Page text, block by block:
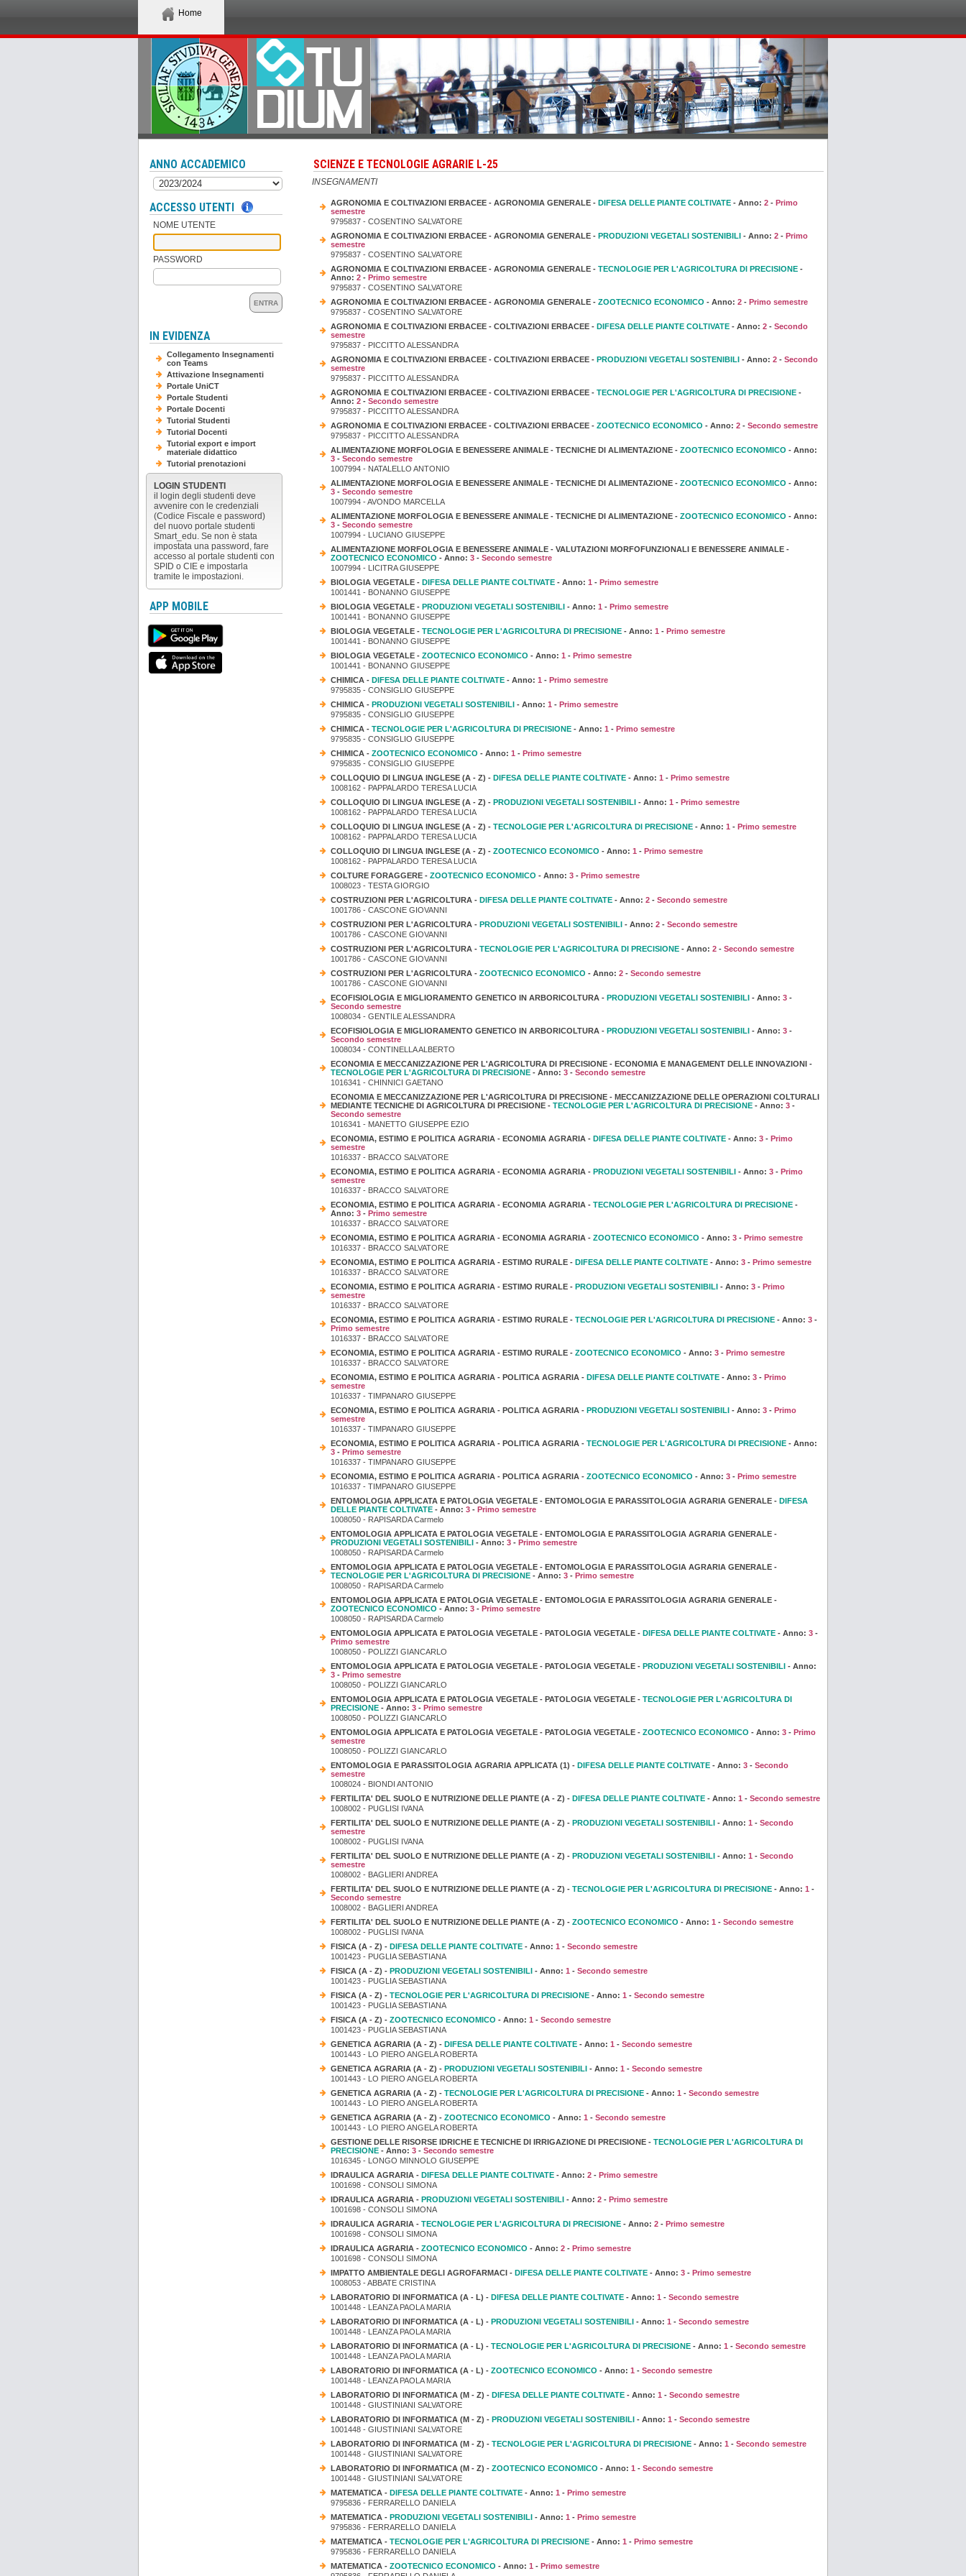
Home
SCIENZE E TECNOLOGIE AGRARIE L-25
INSEGNAMENTI
AGRONOMIA E COLTIVAZIONI ERBACEE - AGRONOMIA GENERALE - DIFESA DELLE PIANTE COLTIVATE - Anno: 2 - Primo
semestre
9795837 - COSENTINO SALVATORE
AGRONOMIA E COLTIVAZIONI ERBACEE - AGRONOMIA GENERALE - PRODUZIONI VEGETALI SOSTENIBILI - Anno: 2 - Primo
semestre
9795837 - COSENTINO SALVATORE
AGRONOMIA E COLTIVAZIONI ERBACEE - AGRONOMIA GENERALE - TECNOLOGIE PER L'AGRICOLTURA DI PRECISIONE -
Anno: 2 - Primo semestre
9795837 - COSENTINO SALVATORE
AGRONOMIA E COLTIVAZIONI ERBACEE - AGRONOMIA GENERALE - ZOOTECNICO ECONOMICO - Anno: 2 - Primo semestre
9795837 - COSENTINO SALVATORE
AGRONOMIA E COLTIVAZIONI ERBACEE - COLTIVAZIONI ERBACEE - DIFESA DELLE PIANTE COLTIVATE - Anno: 2 - Secondo
semestre
9795837 - PICCITTO ALESSANDRA
AGRONOMIA E COLTIVAZIONI ERBACEE - COLTIVAZIONI ERBACEE - PRODUZIONI VEGETALI SOSTENIBILI - Anno: 2 - Secondo
semestre
9795837 - PICCITTO ALESSANDRA
AGRONOMIA E COLTIVAZIONI ERBACEE - COLTIVAZIONI ERBACEE - TECNOLOGIE PER L'AGRICOLTURA DI PRECISIONE -
Anno: 2 - Secondo semestre
9795837 - PICCITTO ALESSANDRA
AGRONOMIA E COLTIVAZIONI ERBACEE - COLTIVAZIONI ERBACEE - ZOOTECNICO ECONOMICO - Anno: 2 - Secondo semestre
9795837 - PICCITTO ALESSANDRA
ALIMENTAZIONE MORFOLOGIA E BENESSERE ANIMALE - TECNICHE DI ALIMENTAZIONE - ZOOTECNICO ECONOMICO - Anno:
3 - Secondo semestre
1007994 - NATALELLO ANTONIO
ALIMENTAZIONE MORFOLOGIA E BENESSERE ANIMALE - TECNICHE DI ALIMENTAZIONE - ZOOTECNICO ECONOMICO - Anno:
3 - Secondo semestre
1007994 - AVONDO MARCELLA
ALIMENTAZIONE MORFOLOGIA E BENESSERE ANIMALE - TECNICHE DI ALIMENTAZIONE - ZOOTECNICO ECONOMICO - Anno:
3 - Secondo semestre
1007994 - LUCIANO GIUSEPPE
ALIMENTAZIONE MORFOLOGIA E BENESSERE ANIMALE - VALUTAZIONI MORFOFUNZIONALI E BENESSERE ANIMALE -
ZOOTECNICO ECONOMICO - Anno: 3 - Secondo semestre
1007994 - LICITRA GIUSEPPE
BIOLOGIA VEGETALE - DIFESA DELLE PIANTE COLTIVATE - Anno: 1 - Primo semestre
1001441 - BONANNO GIUSEPPE
BIOLOGIA VEGETALE - PRODUZIONI VEGETALI SOSTENIBILI - Anno: 1 - Primo semestre
1001441 - BONANNO GIUSEPPE
BIOLOGIA VEGETALE - TECNOLOGIE PER L'AGRICOLTURA DI PRECISIONE - Anno: 1 - Primo semestre
1001441 - BONANNO GIUSEPPE
BIOLOGIA VEGETALE - ZOOTECNICO ECONOMICO - Anno: 1 - Primo semestre
1001441 - BONANNO GIUSEPPE
CHIMICA - DIFESA DELLE PIANTE COLTIVATE - Anno: 1 - Primo semestre
9795835 - CONSIGLIO GIUSEPPE
CHIMICA - PRODUZIONI VEGETALI SOSTENIBILI - Anno: 1 - Primo semestre
9795835 - CONSIGLIO GIUSEPPE
CHIMICA - TECNOLOGIE PER L'AGRICOLTURA DI PRECISIONE - Anno: 1 - Primo semestre
9795835 - CONSIGLIO GIUSEPPE
CHIMICA - ZOOTECNICO ECONOMICO - Anno: 1 - Primo semestre
9795835 - CONSIGLIO GIUSEPPE
COLLOQUIO DI LINGUA INGLESE (A - Z) - DIFESA DELLE PIANTE COLTIVATE - Anno: 1 - Primo semestre
1008162 - PAPPALARDO TERESA LUCIA
COLLOQUIO DI LINGUA INGLESE (A - Z) - PRODUZIONI VEGETALI SOSTENIBILI - Anno: 1 - Primo semestre
1008162 - PAPPALARDO TERESA LUCIA
COLLOQUIO DI LINGUA INGLESE (A - Z) - TECNOLOGIE PER L'AGRICOLTURA DI PRECISIONE - Anno: 1 - Primo semestre
1008162 - PAPPALARDO TERESA LUCIA
COLLOQUIO DI LINGUA INGLESE (A - Z) - ZOOTECNICO ECONOMICO - Anno: 1 - Primo semestre
1008162 - PAPPALARDO TERESA LUCIA
COLTURE FORAGGERE - ZOOTECNICO ECONOMICO - Anno: 3 - Primo semestre
1008023 - TESTA GIORGIO
COSTRUZIONI PER L'AGRICOLTURA - DIFESA DELLE PIANTE COLTIVATE - Anno: 2 - Secondo semestre
1001786 - CASCONE GIOVANNI
COSTRUZIONI PER L'AGRICOLTURA - PRODUZIONI VEGETALI SOSTENIBILI - Anno: 2 - Secondo semestre
1001786 - CASCONE GIOVANNI
COSTRUZIONI PER L'AGRICOLTURA - TECNOLOGIE PER L'AGRICOLTURA DI PRECISIONE - Anno: 2 - Secondo semestre
1001786 - CASCONE GIOVANNI
COSTRUZIONI PER L'AGRICOLTURA - ZOOTECNICO ECONOMICO - Anno: 2 - Secondo semestre
1001786 - CASCONE GIOVANNI
ECOFISIOLOGIA E MIGLIORAMENTO GENETICO IN ARBORICOLTURA - PRODUZIONI VEGETALI SOSTENIBILI - Anno: 3 -
Secondo semestre
1008034 - GENTILE ALESSANDRA
ECOFISIOLOGIA E MIGLIORAMENTO GENETICO IN ARBORICOLTURA - PRODUZIONI VEGETALI SOSTENIBILI - Anno: 3 -
Secondo semestre
1008034 - CONTINELLA ALBERTO
ECONOMIA E MECCANIZZAZIONE PER L'AGRICOLTURA DI PRECISIONE - ECONOMIA E MANAGEMENT DELLE INNOVAZIONI -
TECNOLOGIE PER L'AGRICOLTURA DI PRECISIONE - Anno: 3 - Secondo semestre
1016341 - CHINNICI GAETANO
ECONOMIA E MECCANIZZAZIONE PER L'AGRICOLTURA DI PRECISIONE - MECCANIZZAZIONE DELLE OPERAZIONI COLTURALI
MEDIANTE TECNICHE DI AGRICOLTURA DI PRECISIONE - TECNOLOGIE PER L'AGRICOLTURA DI PRECISIONE - Anno: 3 -
Secondo semestre
1016341 - MANETTO GIUSEPPE EZIO
ECONOMIA, ESTIMO E POLITICA AGRARIA - ECONOMIA AGRARIA - DIFESA DELLE PIANTE COLTIVATE - Anno: 3 - Primo
semestre
1016337 - BRACCO SALVATORE
ECONOMIA, ESTIMO E POLITICA AGRARIA - ECONOMIA AGRARIA - PRODUZIONI VEGETALI SOSTENIBILI - Anno: 3 - Primo
semestre
1016337 - BRACCO SALVATORE
ECONOMIA, ESTIMO E POLITICA AGRARIA - ECONOMIA AGRARIA - TECNOLOGIE PER L'AGRICOLTURA DI PRECISIONE -
Anno: 3 - Primo semestre
1016337 - BRACCO SALVATORE
ECONOMIA, ESTIMO E POLITICA AGRARIA - ECONOMIA AGRARIA - ZOOTECNICO ECONOMICO - Anno: 3 - Primo semestre
1016337 - BRACCO SALVATORE
ECONOMIA, ESTIMO E POLITICA AGRARIA - ESTIMO RURALE - DIFESA DELLE PIANTE COLTIVATE - Anno: 3 - Primo semestre
1016337 - BRACCO SALVATORE
ECONOMIA, ESTIMO E POLITICA AGRARIA - ESTIMO RURALE - PRODUZIONI VEGETALI SOSTENIBILI - Anno: 3 - Primo
semestre
1016337 - BRACCO SALVATORE
ECONOMIA, ESTIMO E POLITICA AGRARIA - ESTIMO RURALE - TECNOLOGIE PER L'AGRICOLTURA DI PRECISIONE - Anno: 3 -
Primo semestre
1016337 - BRACCO SALVATORE
ECONOMIA, ESTIMO E POLITICA AGRARIA - ESTIMO RURALE - ZOOTECNICO ECONOMICO - Anno: 3 - Primo semestre
1016337 - BRACCO SALVATORE
ECONOMIA, ESTIMO E POLITICA AGRARIA - POLITICA AGRARIA - DIFESA DELLE PIANTE COLTIVATE - Anno: 3 - Primo
semestre
1016337 - TIMPANARO GIUSEPPE
ECONOMIA, ESTIMO E POLITICA AGRARIA - POLITICA AGRARIA - PRODUZIONI VEGETALI SOSTENIBILI - Anno: 3 - Primo
semestre
1016337 - TIMPANARO GIUSEPPE
ECONOMIA, ESTIMO E POLITICA AGRARIA - POLITICA AGRARIA - TECNOLOGIE PER L'AGRICOLTURA DI PRECISIONE - Anno:
3 - Primo semestre
1016337 - TIMPANARO GIUSEPPE
ECONOMIA, ESTIMO E POLITICA AGRARIA - POLITICA AGRARIA - ZOOTECNICO ECONOMICO - Anno: 3 - Primo semestre
1016337 - TIMPANARO GIUSEPPE
ENTOMOLOGIA APPLICATA E PATOLOGIA VEGETALE - ENTOMOLOGIA E PARASSITOLOGIA AGRARIA GENERALE - DIFESA
DELLE PIANTE COLTIVATE - Anno: 3 - Primo semestre
1008050 - RAPISARDA Carmelo
ENTOMOLOGIA APPLICATA E PATOLOGIA VEGETALE - ENTOMOLOGIA E PARASSITOLOGIA AGRARIA GENERALE -
PRODUZIONI VEGETALI SOSTENIBILI - Anno: 3 - Primo semestre
1008050 - RAPISARDA Carmelo
ENTOMOLOGIA APPLICATA E PATOLOGIA VEGETALE - ENTOMOLOGIA E PARASSITOLOGIA AGRARIA GENERALE -
TECNOLOGIE PER L'AGRICOLTURA DI PRECISIONE - Anno: 3 - Primo semestre
1008050 - RAPISARDA Carmelo
ENTOMOLOGIA APPLICATA E PATOLOGIA VEGETALE - ENTOMOLOGIA E PARASSITOLOGIA AGRARIA GENERALE -
ZOOTECNICO ECONOMICO - Anno: 3 - Primo semestre
1008050 - RAPISARDA Carmelo
ENTOMOLOGIA APPLICATA E PATOLOGIA VEGETALE - PATOLOGIA VEGETALE - DIFESA DELLE PIANTE COLTIVATE - Anno: 3 -
Primo semestre
1008050 - POLIZZI GIANCARLO
ENTOMOLOGIA APPLICATA E PATOLOGIA VEGETALE - PATOLOGIA VEGETALE - PRODUZIONI VEGETALI SOSTENIBILI - Anno:
3 - Primo semestre
1008050 - POLIZZI GIANCARLO
ENTOMOLOGIA APPLICATA E PATOLOGIA VEGETALE - PATOLOGIA VEGETALE - TECNOLOGIE PER L'AGRICOLTURA DI
PRECISIONE - Anno: 3 - Primo semestre
1008050 - POLIZZI GIANCARLO
ENTOMOLOGIA APPLICATA E PATOLOGIA VEGETALE - PATOLOGIA VEGETALE - ZOOTECNICO ECONOMICO - Anno: 3 - Primo
semestre
1008050 - POLIZZI GIANCARLO
ENTOMOLOGIA E PARASSITOLOGIA AGRARIA APPLICATA (1) - DIFESA DELLE PIANTE COLTIVATE - Anno: 3 - Secondo
semestre
1008024 - BIONDI ANTONIO
FERTILITA' DEL SUOLO E NUTRIZIONE DELLE PIANTE (A - Z) - DIFESA DELLE PIANTE COLTIVATE - Anno: 1 - Secondo semestre
1008002 - PUGLISI IVANA
FERTILITA' DEL SUOLO E NUTRIZIONE DELLE PIANTE (A - Z) - PRODUZIONI VEGETALI SOSTENIBILI - Anno: 1 - Secondo
semestre
1008002 - PUGLISI IVANA
FERTILITA' DEL SUOLO E NUTRIZIONE DELLE PIANTE (A - Z) - PRODUZIONI VEGETALI SOSTENIBILI - Anno: 1 - Secondo
semestre
1008002 - BAGLIERI ANDREA
FERTILITA' DEL SUOLO E NUTRIZIONE DELLE PIANTE (A - Z) - TECNOLOGIE PER L'AGRICOLTURA DI PRECISIONE - Anno: 1 -
Secondo semestre
1008002 - BAGLIERI ANDREA
FERTILITA' DEL SUOLO E NUTRIZIONE DELLE PIANTE (A - Z) - ZOOTECNICO ECONOMICO - Anno: 1 - Secondo semestre
1008002 - PUGLISI IVANA
FISICA (A - Z) - DIFESA DELLE PIANTE COLTIVATE - Anno: 1 - Secondo semestre
1001423 - PUGLIA SEBASTIANA
FISICA (A - Z) - PRODUZIONI VEGETALI SOSTENIBILI - Anno: 1 - Secondo semestre
1001423 - PUGLIA SEBASTIANA
FISICA (A - Z) - TECNOLOGIE PER L'AGRICOLTURA DI PRECISIONE - Anno: 1 - Secondo semestre
1001423 - PUGLIA SEBASTIANA
FISICA (A - Z) - ZOOTECNICO ECONOMICO - Anno: 1 - Secondo semestre
1001423 - PUGLIA SEBASTIANA
GENETICA AGRARIA (A - Z) - DIFESA DELLE PIANTE COLTIVATE - Anno: 1 - Secondo semestre
1001443 - LO PIERO ANGELA ROBERTA
GENETICA AGRARIA (A - Z) - PRODUZIONI VEGETALI SOSTENIBILI - Anno: 1 - Secondo semestre
1001443 - LO PIERO ANGELA ROBERTA
GENETICA AGRARIA (A - Z) - TECNOLOGIE PER L'AGRICOLTURA DI PRECISIONE - Anno: 1 - Secondo semestre
1001443 - LO PIERO ANGELA ROBERTA
GENETICA AGRARIA (A - Z) - ZOOTECNICO ECONOMICO - Anno: 1 - Secondo semestre
1001443 - LO PIERO ANGELA ROBERTA
GESTIONE DELLE RISORSE IDRICHE E TECNICHE DI IRRIGAZIONE DI PRECISIONE - TECNOLOGIE PER L'AGRICOLTURA DI
PRECISIONE - Anno: 3 - Secondo semestre
1016345 - LONGO MINNOLO GIUSEPPE
IDRAULICA AGRARIA - DIFESA DELLE PIANTE COLTIVATE - Anno: 2 - Primo semestre
1001698 - CONSOLI SIMONA
IDRAULICA AGRARIA - PRODUZIONI VEGETALI SOSTENIBILI - Anno: 2 - Primo semestre
1001698 - CONSOLI SIMONA
IDRAULICA AGRARIA - TECNOLOGIE PER L'AGRICOLTURA DI PRECISIONE - Anno: 2 - Primo semestre
1001698 - CONSOLI SIMONA
IDRAULICA AGRARIA - ZOOTECNICO ECONOMICO - Anno: 2 - Primo semestre
1001698 - CONSOLI SIMONA
IMPATTO AMBIENTALE DEGLI AGROFARMACI - DIFESA DELLE PIANTE COLTIVATE - Anno: 3 - Primo semestre
1008053 - ABBATE CRISTINA
LABORATORIO DI INFORMATICA (A - L) - DIFESA DELLE PIANTE COLTIVATE - Anno: 1 - Secondo semestre
1001448 - LEANZA PAOLA MARIA
LABORATORIO DI INFORMATICA (A - L) - PRODUZIONI VEGETALI SOSTENIBILI - Anno: 1 - Secondo semestre
1001448 - LEANZA PAOLA MARIA
LABORATORIO DI INFORMATICA (A - L) - TECNOLOGIE PER L'AGRICOLTURA DI PRECISIONE - Anno: 1 - Secondo semestre
1001448 - LEANZA PAOLA MARIA
LABORATORIO DI INFORMATICA (A - L) - ZOOTECNICO ECONOMICO - Anno: 1 - Secondo semestre
1001448 - LEANZA PAOLA MARIA
LABORATORIO DI INFORMATICA (M - Z) - DIFESA DELLE PIANTE COLTIVATE - Anno: 1 - Secondo semestre
1001448 - GIUSTINIANI SALVATORE
LABORATORIO DI INFORMATICA (M - Z) - PRODUZIONI VEGETALI SOSTENIBILI - Anno: 1 - Secondo semestre
1001448 - GIUSTINIANI SALVATORE
LABORATORIO DI INFORMATICA (M - Z) - TECNOLOGIE PER L'AGRICOLTURA DI PRECISIONE - Anno: 1 - Secondo semestre
1001448 - GIUSTINIANI SALVATORE
LABORATORIO DI INFORMATICA (M - Z) - ZOOTECNICO ECONOMICO - Anno: 1 - Secondo semestre
1001448 - GIUSTINIANI SALVATORE
MATEMATICA - DIFESA DELLE PIANTE COLTIVATE - Anno: 1 - Primo semestre
9795836 - FERRARELLO DANIELA
MATEMATICA - PRODUZIONI VEGETALI SOSTENIBILI - Anno: 1 - Primo semestre
9795836 - FERRARELLO DANIELA
MATEMATICA - TECNOLOGIE PER L'AGRICOLTURA DI PRECISIONE - Anno: 1 - Primo semestre
9795836 - FERRARELLO DANIELA
MATEMATICA - ZOOTECNICO ECONOMICO - Anno: 1 - Primo semestre
ANNO ACCADEMICO
ACCESSO UTENTI
NOME UTENTE
PASSWORD
ENTRA
IN EVIDENZA
Collegamento Insegnamenti
con Teams
Attivazione Insegnamenti
Portale UniCT
Portale Studenti
Portale Docenti
Tutorial Studenti
Tutorial Docenti
Tutorial export e import
materiale didattico
Tutorial prenotazioni
LOGIN STUDENTI
il login degli studenti deve
avvenire con le credenziali
(Codice Fiscale e password)
del nuovo portale studenti
Smart_edu. Se non è stata
impostata una password, fare
accesso al portale studenti con
SPID o CIE e impostarla
tramite le impostazioni.
APP MOBILE